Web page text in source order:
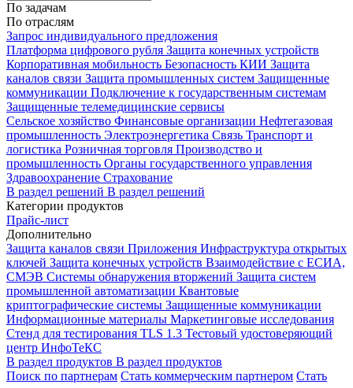
По задачам
По отраслям
Запрос индивидуального предложения
Платформа цифрового рубля Защита конечных устройств
Корпоративная мобильность Безопасность КИИ Защита
каналов связи Защита промышленных систем Защищенные
коммуникации Подключение к государственным системам
Защищенные телемедицинские сервисы
Сельское хозяйство Финансовые организации Нефтегазовая
промышленность Электроэнергетика Связь Транспорт и
логистика Розничная торговля Производство и
промышленность Органы государственного управления
Здравоохранение Страхование
В раздел решений В раздел решений
Категории продуктов
Прайс-лист
Дополнительно
Защита каналов связи Приложения Инфраструктура открытых
ключей Защита конечных устройств Взаимодействие с ЕСИА,
СМЭВ Системы обнаружения вторжений Защита систем
промышленной автоматизации Квантовые
криптографические системы Защищенные коммуникации
Информационные материалы Маркетинговые исследования
Стенд для тестирования TLS 1.3 Тестовый удостоверяющий
центр ИнфоТеКС
В раздел продуктов В раздел продуктов
Поиск по партнерам Стать коммерческим партнером Стать